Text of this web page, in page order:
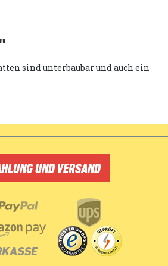
sind unterbaubar und auch ein
UND VERSAND